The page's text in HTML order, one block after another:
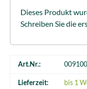
Dieses Produkt
Schreiben Sie die
Art.Nr.:
Lieferzeit: bis 1